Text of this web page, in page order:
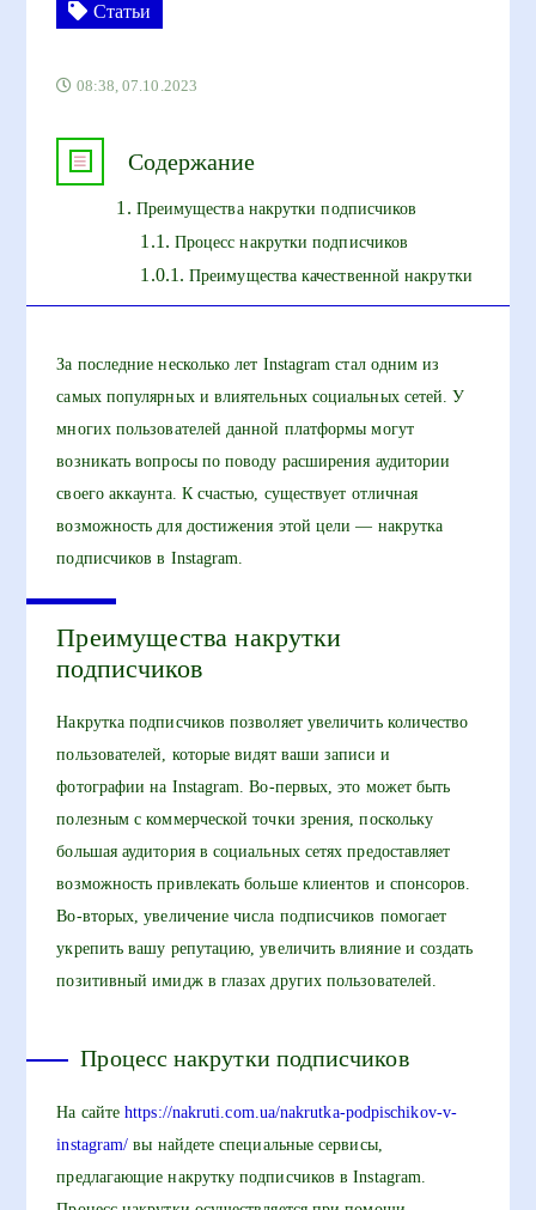
Статьи
08:38, 07.10.2023
Содержание
Преимущества накрутки подписчиков
Процесс накрутки подписчиков
Преимущества качественной накрутки
За последние несколько лет Instagram стал одним из
самых популярных и влиятельных социальных сетей. У
многих пользователей данной платформы могут
возникать вопросы по поводу расширения аудитории
своего аккаунта. К счастью, существует отличная
возможность для достижения этой цели — накрутка
подписчиков в Instagram.
Преимущества накрутки
подписчиков
Накрутка подписчиков позволяет увеличить количество
пользователей, которые видят ваши записи и
фотографии на Instagram. Во-первых, это может быть
полезным с коммерческой точки зрения, поскольку
большая аудитория в социальных сетях предоставляет
возможность привлекать больше клиентов и спонсоров.
Во-вторых, увеличение числа подписчиков помогает
укрепить вашу репутацию, увеличить влияние и создать
позитивный имидж в глазах других пользователей.
Процесс накрутки подписчиков
На сайтеhttps://nakruti.com.ua/nakrutka-podpischikov-v-
instagram/ вы найдете специальные сервисы,
предлагающие накрутку подписчиков в Instagram.